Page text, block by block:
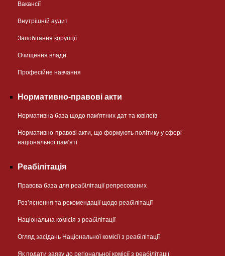
Вакансії
Внутрішній аудит
Запобігання корупції
Очищення влади
Професійне навчання
Нормативно-правові акти
Нормативна база щодо пам'ятних дат та ювілеїв
Нормативно-правові акти, що формують політику у сфері
національної памʼяті
Реабілітація
Правова база для реабілітації репресованих
Розʼяснення та рекомендації щодо реабілітації
Національна комісія з реабілітації
Огляд засідань Національної комісії з реабілітації
Як подати заяву до регіональної комісії з реабілітації